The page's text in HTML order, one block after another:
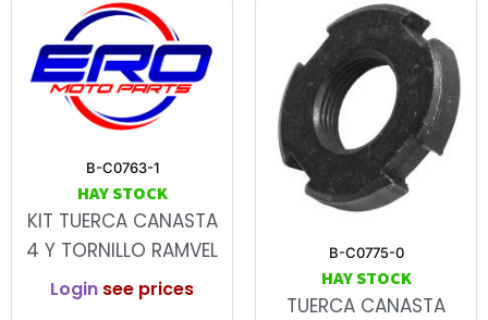
B-C0763-1
HAY STOCK
KIT TUERCA CANASTA
4 Y TORNILLO RAMVEL
Login see prices
B-C0775-0
HAY STOCK
TUERCA CANASTA